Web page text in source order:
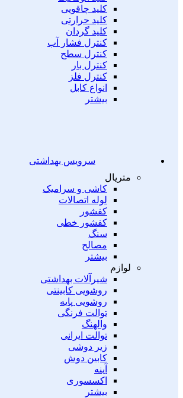
کلید چاقویی
کلید حرارتی
کلید گردان
کنترل فشار آب
کنترل سطح
کنترل بار
کنترل فلز
انواع کابل
بیشتر
سرویس بهداشتی
متریال
کاشی و سرامیک
لوله اتصالات
کفشور
کفشور خطی
سنگ
مصالح
بیشتر
لوازم
شیرآلات بهداشتی
روشویی کابینتی
روشویی پایه
توالت فرنگی
والهنگ
توالت ایرانی
زیر دوشی
کابین دوش
آینه
اکسسوری
بیشتر